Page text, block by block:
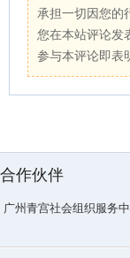
承担一切因您的
您在本站评论发
参与本评论即表
合作伙伴
广州青宫社会组织服务